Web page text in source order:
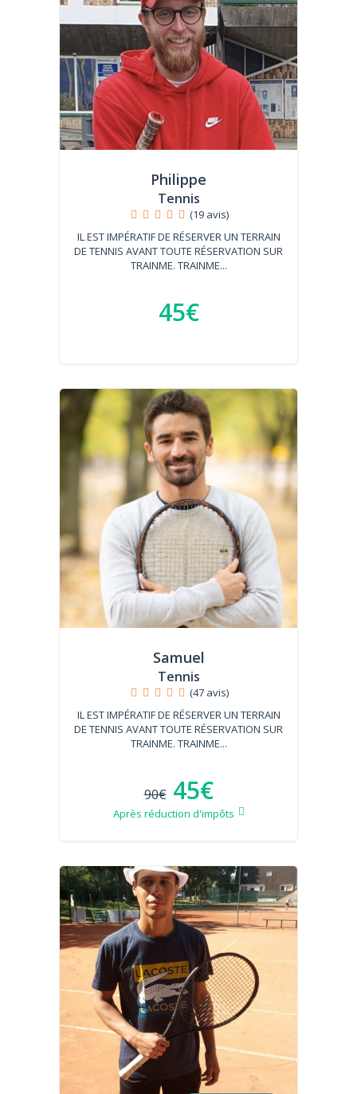
Philippe
Tennis
(19 avis)
IL EST IMPÉRATIF DE RÉSERVER UN TERRAIN
DE TENNIS AVANT TOUTE RÉSERVATION SUR
TRAINME. TRAINME...
45€
Samuel
Tennis
(47 avis)
IL EST IMPÉRATIF DE RÉSERVER UN TERRAIN
DE TENNIS AVANT TOUTE RÉSERVATION SUR
TRAINME. TRAINME...
90€ 45€
Après réduction d'impôts